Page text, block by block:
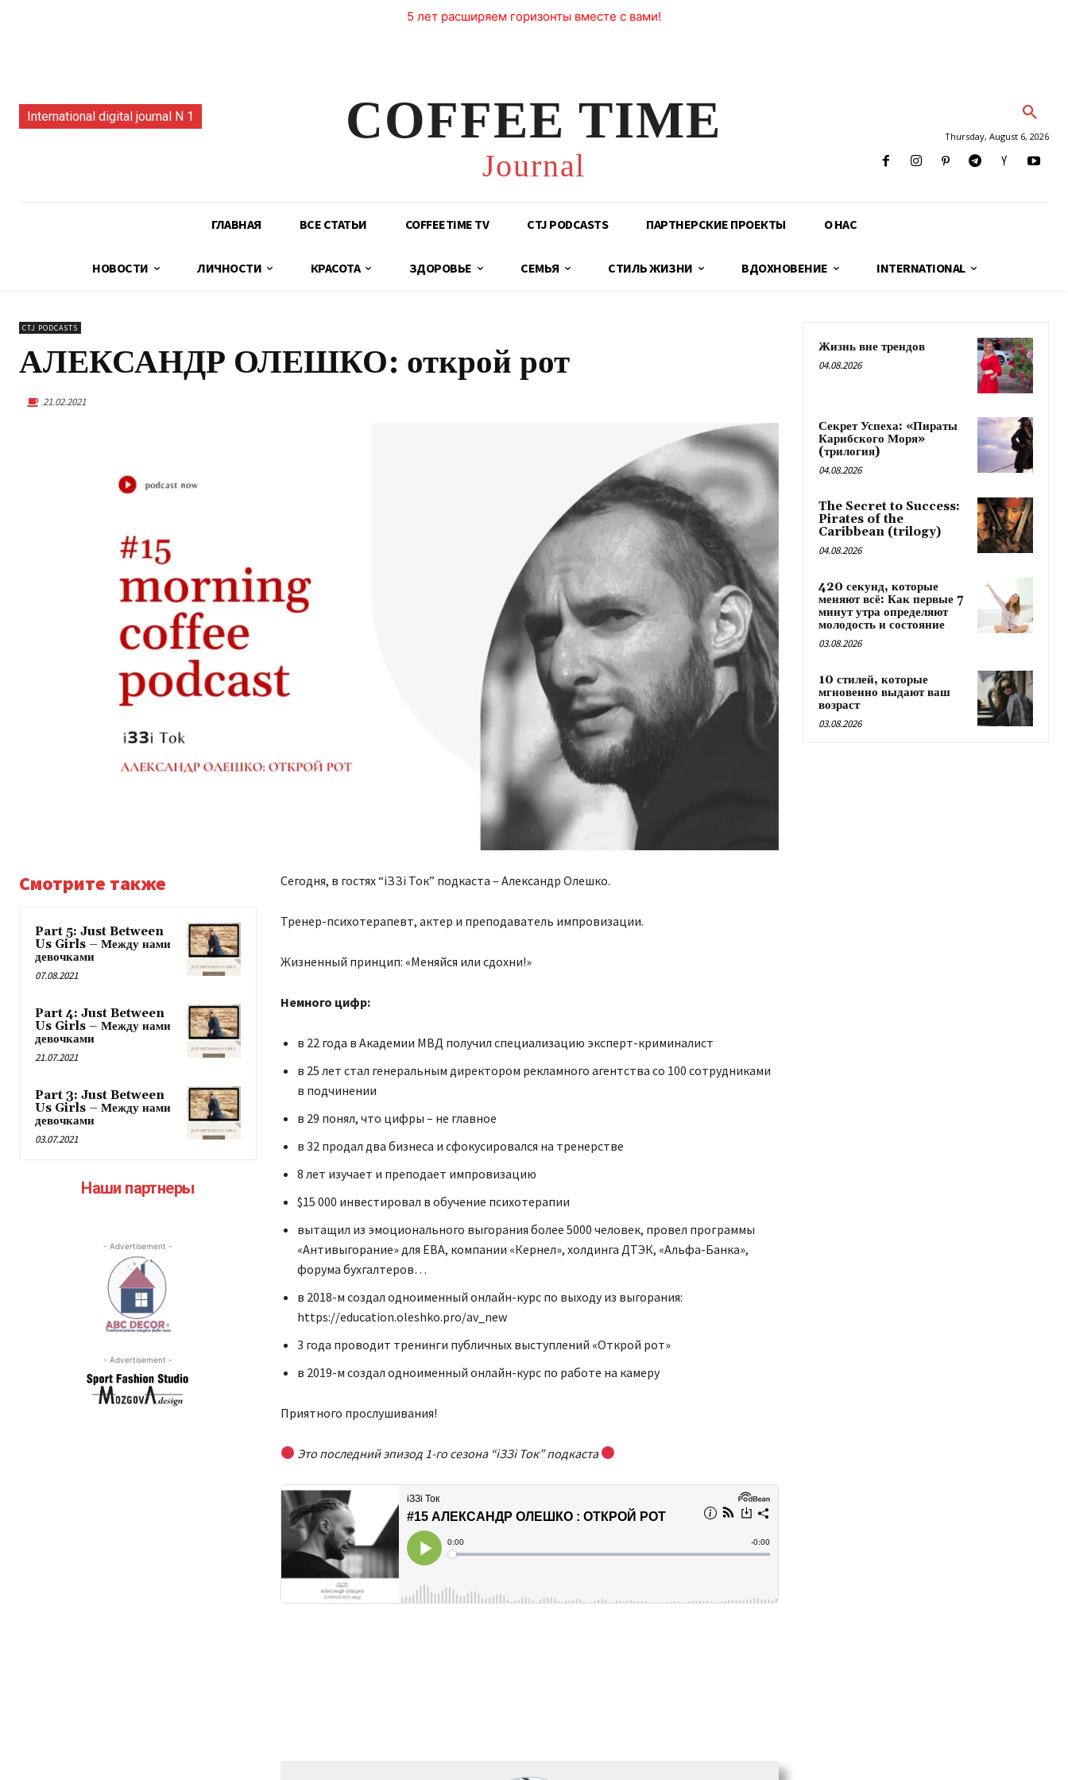
5 лет расширяем горизонты вместе с вами!
International digital journal N 1 COFFEE TIME
Journal
Thursday, August 6, 2026
ГЛАВНАЯ ВСЕ СТАТЬИ COFFEETIME TV CTJ PODCASTS ПАРТНЕРСКИЕ ПРОЕКТЫ О НАС
НОВОСТИ ЛИЧНОСТИ КРАСОТА ЗДОРОВЬЕ СЕМЬЯ СТИЛЬ ЖИЗНИ ВДОХНОВЕНИЕ INTERNATIONAL
CTJ PODCASTS
АЛЕКСАНДР ОЛЕШКО: открой рот
21.02.2021
Смотрите также
Part 5: Just Between
Us Girls – Между нами
девочками
07.08.2021
Part 4: Just Between
Us Girls – Между нами
девочками
21.07.2021
Part 3: Just Between
Us Girls – Между нами
девочками
03.07.2021
Наши партнеры
- Advertisement -
- Advertisement -
Сегодня, в гостях “iЗЗi Ток” подкаста – Александр Олешко.
Тренер-психотерапевт, актер и преподаватель импровизации.
Жизненный принцип: «Меняйся или сдохни!»
Немного цифр:
в 22 года в Академии МВД получил специализацию эксперт-криминалист
в 25 лет стал генеральным директором рекламного агентства со 100 сотрудниками
в подчинении
в 29 понял, что цифры – не главное
в 32 продал два бизнеса и сфокусировался на тренерстве
8 лет изучает и преподает импровизацию
$15 000 инвестировал в обучение психотерапии
вытащил из эмоционального выгорания более 5000 человек, провел программы
«Антивыгорание» для ЕВА, компании «Кернел», холдинга ДТЭК, «Альфа-Банка»,
форума бухгалтеров…
в 2018-м создал одноименный онлайн-курс по выходу из выгорания:
https://education.oleshko.pro/av_new
3 года проводит тренинги публичных выступлений «Открой рот»
в 2019-м создал одноименный онлайн-курс по работе на камеру
Приятного прослушивания!
Это последний эпизод 1-го сезона “iЗЗi Ток” подкаста
Жизнь вне трендов
04.08.2026
Секрет Успеха: «Пираты
Карибского Моря»
(трилогия)
04.08.2026
The Secret to Success:
Pirates of the
Caribbean (trilogy)
04.08.2026
420 секунд, которые
меняют всё: Как первые 7
минут утра определяют
молодость и состояние
03.08.2026
10 стилей, которые
мгновенно выдают ваш
возраст
03.08.2026